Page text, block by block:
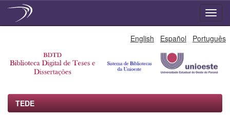
English Español Português
TEDE